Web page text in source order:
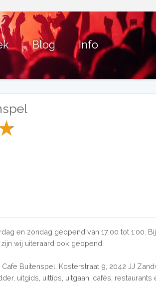
Blog Info
en zondag geopend van 17:00 tot 1:00.
wij uiteraard ook geopend.
Cafe Buitenspel, Kosterstraat 9, 2042 JJ
uitgids, uittips, uitgaan, cafés, restaurants